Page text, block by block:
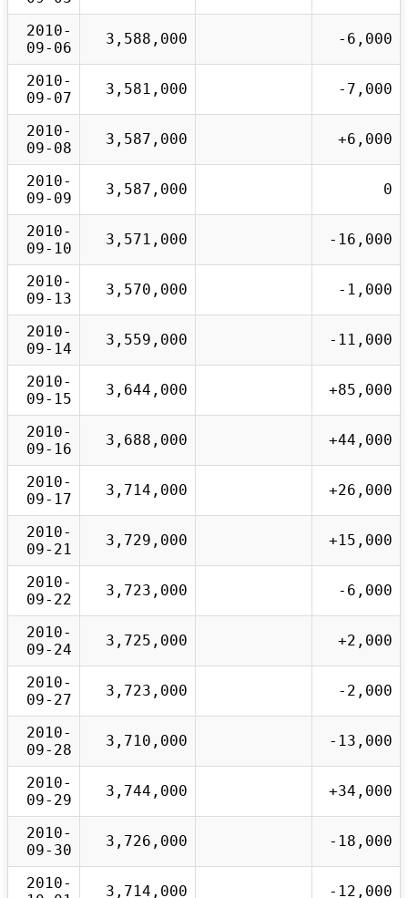
2010-
09-06
3,588,000 -6,000
2010-
09-07
3,581,000 -7,000
2010-
09-08
3,587,000 +6,000
2010-
09-09
3,587,000 0
2010-
09-10
3,571,000 -16,000
2010-
09-13
3,570,000 -1,000
2010-
09-14
3,559,000 -11,000
2010-
09-15
3,644,000 +85,000
2010-
09-16
3,688,000 +44,000
2010-
09-17
3,714,000 +26,000
2010-
09-21
3,729,000 +15,000
2010-
09-22
3,723,000 -6,000
2010-
09-24
3,725,000 +2,000
2010-
09-27
3,723,000 -2,000
2010-
09-28
3,710,000 -13,000
2010-
09-29
3,744,000 +34,000
2010-
09-30
3,726,000 -18,000
2010-
3,714,000 -12,000